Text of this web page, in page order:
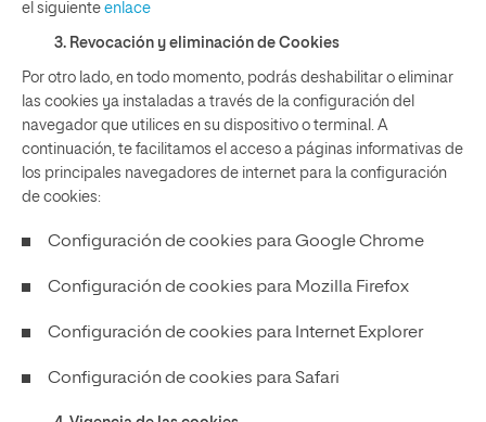
el siguiente enlace
3. Revocación y eliminación de Cookies
Por otro lado, en todo momento, podrás deshabilitar o eliminar
las cookies ya instaladas a través de la configuración del
navegador que utilices en su dispositivo o terminal. A
continuación, te facilitamos el acceso a páginas informativas de
los principales navegadores de internet para la configuración
de cookies:
Configuración de cookies paraGoogle Chrome
Configuración de cookies para Mozilla Firefox
Configuración de cookies para Internet Explorer
Configuración de cookies paraSafari